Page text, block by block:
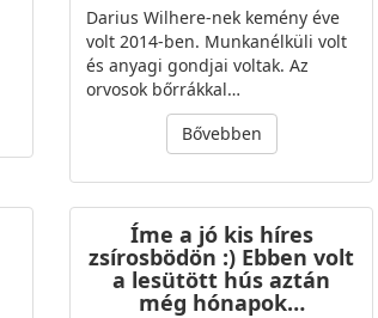
Darius Wilhere-nek kemény éve
volt 2014-ben. Munkanélküli volt
és anyagi gondjai voltak. Az
orvosok bőrrákkal…
Bővebben
Íme a jó kis híres
zsírosbödön :) Ebben volt
a lesütött hús aztán
még hónapok…